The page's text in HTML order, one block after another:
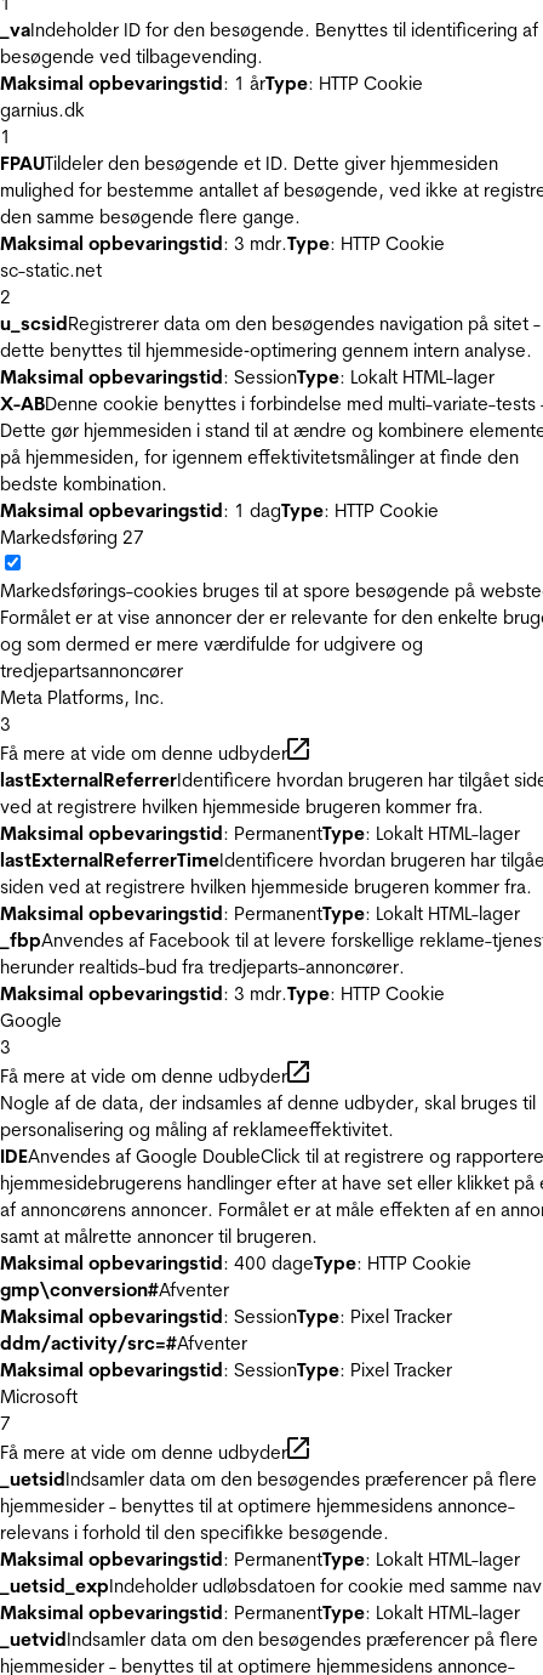
_vaIndeholder ID for den besøgende. Benyttes til identificering af
besøgende ved tilbagevending.
Maksimal opbevaringstid: 1 årType: HTTP Cookie
garnius.dk
1
FPAUTildeler den besøgende et ID. Dette giver hjemmesiden
mulighed for bestemme antallet af besøgende, ved ikke at
den samme besøgende flere gange.
Maksimal opbevaringstid: 3 mdr.Type: HTTP Cookie
sc-static.net
2
u_scsidRegistrerer data om den besøgendes navigation på sitet -
dette benyttes til hjemmeside‐optimering gennem intern analyse.
Maksimal opbevaringstid: SessionType: Lokalt HTML-lager
X-ABDenne cookie benyttes i forbindelse med multi-variate-tests
Dette gør hjemmesiden i stand til at ændre og kombinere
på hjemmesiden, for igennem effektivitetsmålinger at finde den
bedste kombination.
Maksimal opbevaringstid: 1 dagType: HTTP Cookie
Markedsføring 27
Markedsførings-cookies bruges til at spore besøgende på
Formålet er at vise annoncer der er relevante for den enkelte
og som dermed er mere værdifulde for udgivere og
tredjepartsannoncører
Meta Platforms, Inc.
3
Få mere at vide om denne udbyder
lastExternalReferrerIdentificere hvordan brugeren har tilgået
ved at registrere hvilken hjemmeside brugeren kommer fra.
Maksimal opbevaringstid: PermanentType: Lokalt HTML-lager
lastExternalReferrerTimeIdentificere hvordan brugeren har
siden ved at registrere hvilken hjemmeside brugeren kommer fra.
Maksimal opbevaringstid: PermanentType: Lokalt HTML-lager
_fbpAnvendes af Facebook til at levere forskellige reklame-
herunder realtids-bud fra tredjeparts-annoncører.
Maksimal opbevaringstid: 3 mdr.Type: HTTP Cookie
Google
3
Få mere at vide om denne udbyder
Nogle af de data, der indsamles af denne udbyder, skal bruges til
personalisering og måling af reklameeffektivitet.
IDEAnvendes af Google DoubleClick til at registrere og
hjemmesidebrugerens handlinger efter at have set eller klikket på
af annoncørens annoncer. Formålet er at måle effekten af en
samt at målrette annoncer til brugeren.
Maksimal opbevaringstid: 400 dageType: HTTP Cookie
gmp\conversion#Afventer
Maksimal opbevaringstid: SessionType: Pixel Tracker
ddm/activity/src=#Afventer
Maksimal opbevaringstid: SessionType: Pixel Tracker
Microsoft
7
Få mere at vide om denne udbyder
_uetsidIndsamler data om den besøgendes præferencer på flere
hjemmesider - benyttes til at optimere hjemmesidens annonce-
relevans i forhold til den specifikke besøgende.
Maksimal opbevaringstid: PermanentType: Lokalt HTML-lager
_uetsid_expIndeholder udløbsdatoen for cookie med samme
Maksimal opbevaringstid: PermanentType: Lokalt HTML-lager
_uetvidIndsamler data om den besøgendes præferencer på flere
hjemmesider - benyttes til at optimere hjemmesidens annonce-